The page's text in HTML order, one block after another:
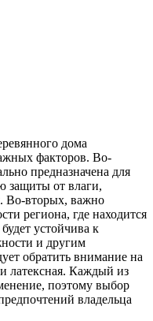
дома
факторов. Во-
предназначена для
защиты от влаги,
Во-вторых, важно
региона, где находится
устойчива к
и другим
обратить внимание на
латексная. Каждый из
поэтому выбор
владельца